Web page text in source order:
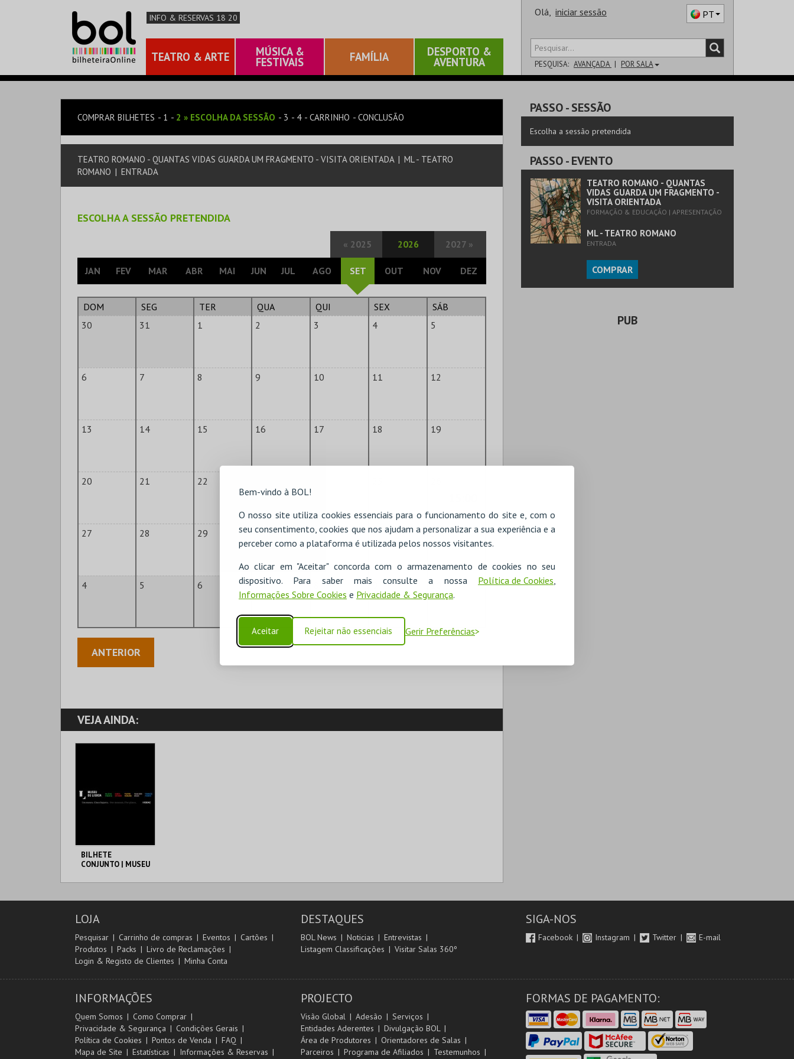
Bem-vindo à BOL!
O nosso site utiliza cookies essenciais para o funcionamento do site e, com o
seu consentimento, cookies que nos ajudam a personalizar a sua experiência e a
perceber como a plataforma é utilizada pelos nossos visitantes.
Ao clicar em "Aceitar" concorda com o armazenamento de cookies no seu
dispositivo. Para saber mais consulte a nossa Política de Cookies,
Informações Sobre Cookies e Privacidade & Segurança.
Aceitar Rejeitar não essenciais Gerir Preferências
INFO & RESERVAS 18 20
TEATRO & ARTE MÚSICA &
FESTIVAIS FAMÍLIA DESPORTO &
AVENTURA
Olá, iniciar sessão PT
PESQUISA: AVANÇADA POR SALA
COMPRAR BILHETES 1 2 » ESCOLHA DA SESSÃO 3 4 CARRINHO CONCLUSÃO
TEATRO ROMANO - QUANTAS VIDAS GUARDA UM FRAGMENTO - VISITA ORIENTADA | ML - TEATRO
ROMANO | ENTRADA
ESCOLHA A SESSÃO PRETENDIDA
« 2025 2026 2027 »
JAN FEV MAR ABR MAI JUN JUL AGO SET OUT NOV DEZ
DOM SEG TER QUA QUI SEX
SÁB
30
31 1 2 3 4 5
6 7 8 9 10 11 12
13 14 15 16 17 18 19
20 21 22
27 28 29 30 1 2 3
4 5 6 7 10
ANTERIOR
VEJA AINDA:
BILHETE
CONJUNTO | MUSEU
ML - PALÁCIO
AQUISIÇÃO
COMPRAR
PASSO- SESSÃO
Escolha a sessão pretendida
PASSO- EVENTO
TEATRO ROMANO - QUANTAS
VIDAS GUARDA UM FRAGMENTO -
VISITA ORIENTADA
FORMAÇÃO & EDUCAÇÃO | APRESENTAÇÃO
ML - TEATRO ROMANO
ENTRADA
COMPRAR
PUB
LOJA
Pesquisar Carrinho de compras Eventos
Cartões
Produtos
Packs
Livro de Reclamações
Login & Registo de Clientes
Minha Conta
DESTAQUES
BOL News Noticias
Entrevistas
Listagem Classificações
Visitar Salas 360º
SIGA-NOS
Facebook Instagram Twitter E-mail
INFORMAÇÕES
Quem Somos
Como Comprar
Privacidade & Segurança
Condições Gerais
Política de Cookies
Pontos de Venda
FAQ
Mapa de Site
Estatísticas
Informações & Reservas
PROJECTO
Visão Global Adesão
Serviços
Entidades Aderentes
Divulgação BOL
Área de Produtores
Orientadores de Salas
Parceiros
Programa de Afiliados
Testemunhos
FORMAS DE PAGAMENTO: